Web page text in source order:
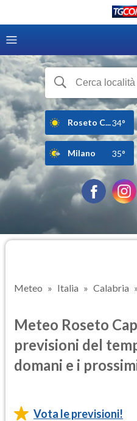
Roseto C...34°
Milano 35°
Meteo Italia Calabria
Meteo Roseto
previsioni del
domani e i
Vota le previsioni!